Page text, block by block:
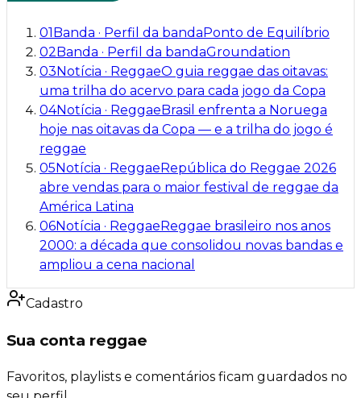
01Banda · Perfil da bandaPonto de Equilíbrio
02Banda · Perfil da bandaGroundation
03Notícia · ReggaeO guia reggae das oitavas:
uma trilha do acervo para cada jogo da Copa
04Notícia · ReggaeBrasil enfrenta a Noruega
hoje nas oitavas da Copa — e a trilha do jogo é
reggae
05Notícia · ReggaeRepública do Reggae 2026
abre vendas para o maior festival de reggae da
América Latina
06Notícia · ReggaeReggae brasileiro nos anos
2000: a década que consolidou novas bandas e
ampliou a cena nacional
Cadastro
Sua conta reggae
Favoritos, playlists e comentários ficam guardados no